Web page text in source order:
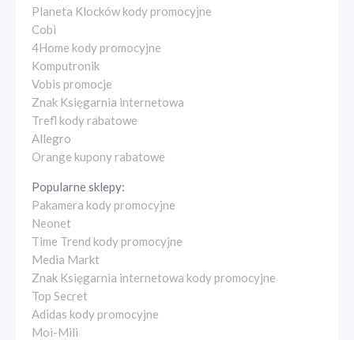
Planeta Klocków kody promocyjne
Cobi
4Home kody promocyjne
Komputronik
Vobis promocje
Znak Księgarnia internetowa
Trefl kody rabatowe
Allegro
Orange kupony rabatowe
Popularne sklepy:
Pakamera kody promocyjne
Neonet
Time Trend kody promocyjne
Media Markt
Znak Księgarnia internetowa kody promocyjne
Top Secret
Adidas kody promocyjne
Moi-Mili